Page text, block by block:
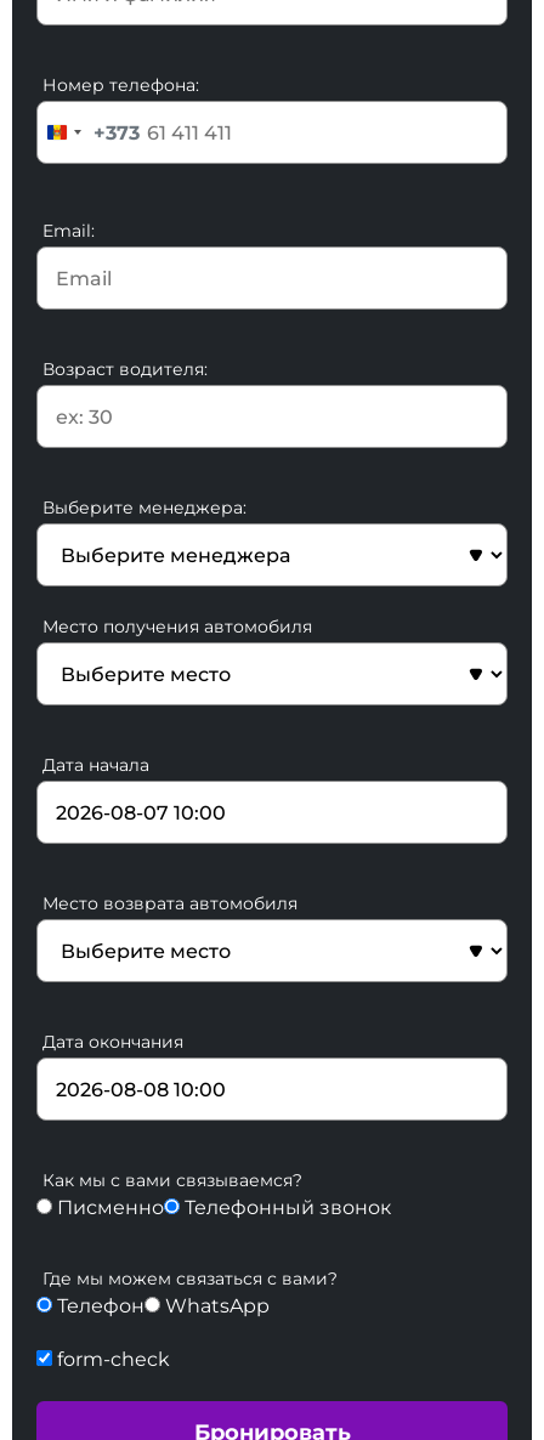
Номер телефона:
+373
Email:
Возраст водителя:
Выберите менеджера:
Место получения автомобиля
Дата начала
Место возврата автомобиля
Дата окончания
Как мы с вами связываемся?
Писменно Телефонный звонок
Где мы можем связаться с вами?
Телефон WhatsApp
form-check